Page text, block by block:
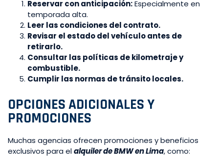
Reservar con anticipación:Especialmente en
temporada alta.
Leer las condiciones del contrato.
Revisar el estado del vehículo antes de
retirarlo.
Consultar las políticas de kilometraje y
combustible.
Cumplir las normas de tránsito locales.
OPCIONES ADICIONALES Y
PROMOCIONES
Muchas agencias ofrecen promociones y beneficios
exclusivos para elalquiler de BMW en Lima, como: